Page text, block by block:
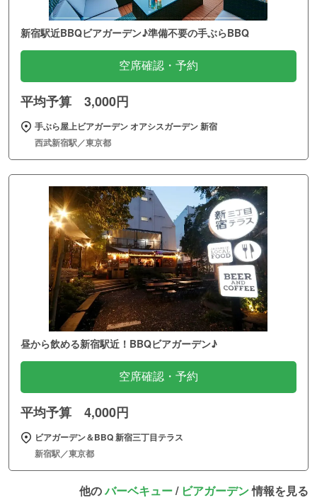
新宿駅近BBQビアガーデン♪準備不要の手ぶらBBQ
空席確認・予約
平均予算 3,000円
手ぶら屋上ビアガーデン オアシスガーデン 新宿
西武新宿駅／東京都
昼から飲める新宿駅近！BBQビアガーデン♪
空席確認・予約
平均予算 4,000円
ビアガーデン＆BBQ 新宿三丁目テラス
新宿駅／東京都
他のバーベキュー/ ビアガーデン情報を見る